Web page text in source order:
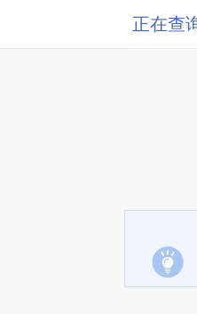
正在查